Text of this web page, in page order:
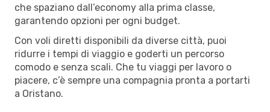
che spaziano dall’economy alla prima classe,
garantendo opzioni per ogni budget.
Con voli diretti disponibili da diverse città, puoi
ridurre i tempi di viaggio e goderti un percorso
comodo e senza scali. Che tu viaggi per lavoro o
piacere, c’è sempre una compagnia pronta a portarti
a Oristano.